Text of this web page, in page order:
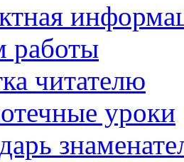
работы
читателю
уроки